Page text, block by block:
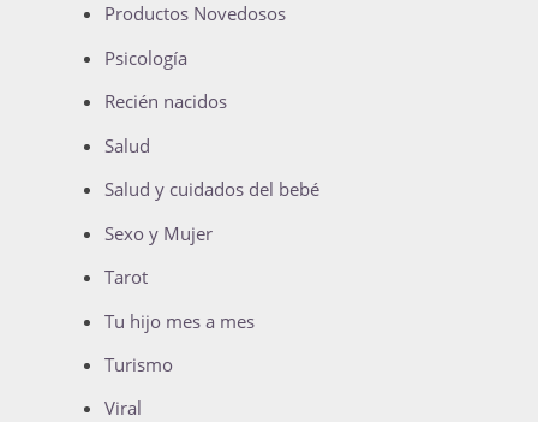
Productos Novedosos
Psicología
Recién nacidos
Salud
Salud y cuidados del bebé
Sexo y Mujer
Tarot
Tu hijo mes a mes
Turismo
Viral